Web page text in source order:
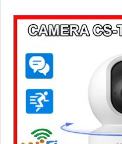
ngoại lên đến 10m và khe
đây chính là camera tối ưu